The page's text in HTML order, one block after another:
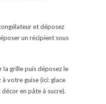
et déposez
un récipient sous
la grille puis déposez le
votre guise (ici: glace
en pâte à sucre).